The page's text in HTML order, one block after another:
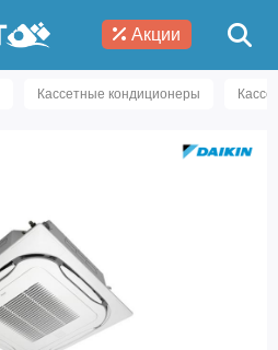
Акции
Кассетные кондиционеры